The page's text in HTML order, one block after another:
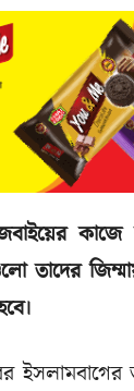
জবাইয়ের
তাদের
ইসলামবাগের